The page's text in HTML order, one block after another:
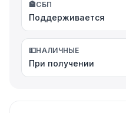
🏦СБП
Поддерживается
💵НАЛИЧНЫЕ
При получении